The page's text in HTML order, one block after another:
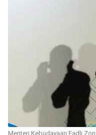
Menteri Kebudayaan Fadli